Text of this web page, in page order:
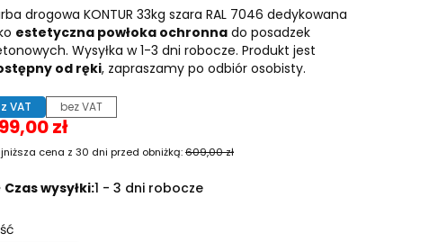
drogowa KONTUR 33kg szara RAL 7046 dedykowana
estetyczna powłoka ochronna do posadzek
Wysyłka w 1-3 dni robocze. Produkt jest
od ręki, zapraszamy po odbiór osobisty.
z VAT bez VAT
zł
cena z 30 dni przed obniżką:609,00 zł
Czas wysyłki:1 - 3 dni robocze